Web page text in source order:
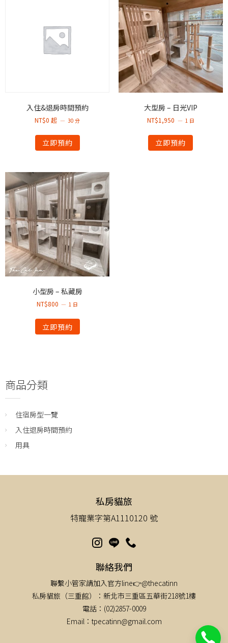
入住&退房時間預約
NT$0 起 30 分
立即預約
大型房 – 日光VIP
NT$1,950 1 日
立即預約
小型房 – 私藏房
NT$800 1 日
立即預約
商品分類
住宿房型一覽
入住退房時間預約
用具
私房貓旅
特寵業字第A1110120 號
聯絡我們
聯繫小管家請加入官方line👉@thecatinn
私房貓旅（三重館）：新北市三重區五華街218號1樓
電話：(02)2857-0009
Email：tpecatinn@gmail.com